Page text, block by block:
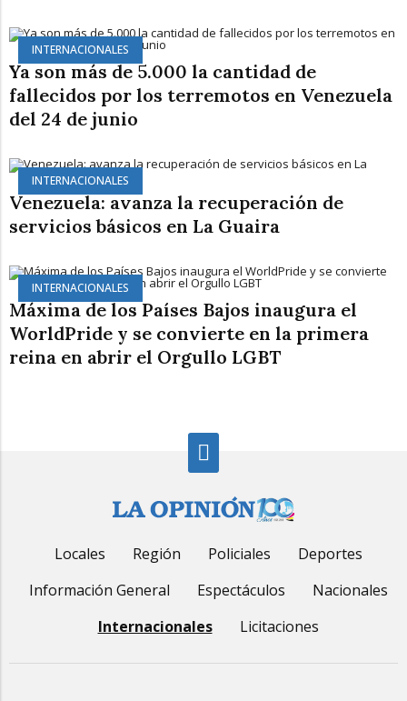
INTERNACIONALES
Ya son más de 5.000 la cantidad de
fallecidos por los terremotos en Venezuela
del 24 de junio
INTERNACIONALES
Venezuela: avanza la recuperación de
servicios básicos en La Guaira
INTERNACIONALES
Máxima de los Países Bajos inaugura el
WorldPride y se convierte en la primera
reina en abrir el Orgullo LGBT
Locales Región Policiales
Deportes
Información General
Espectáculos
Nacionales
Internacionales
Licitaciones